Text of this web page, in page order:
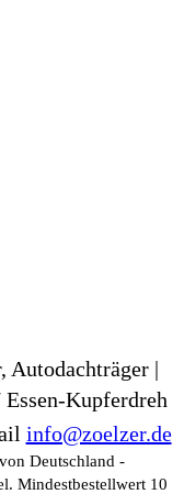
Autodachträger |
Kupferdreh
info@zoelzer.de
Deutschland -
Mindestbestellwert 10